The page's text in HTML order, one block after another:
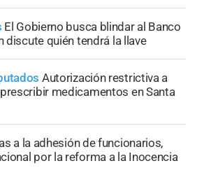
El Gobierno busca blindar al Banco
discute quién tendrá la llave
Autorización restrictiva a
medicamentos en Santa
a la adhesión de funcionarios,
por la reforma a la Inocencia